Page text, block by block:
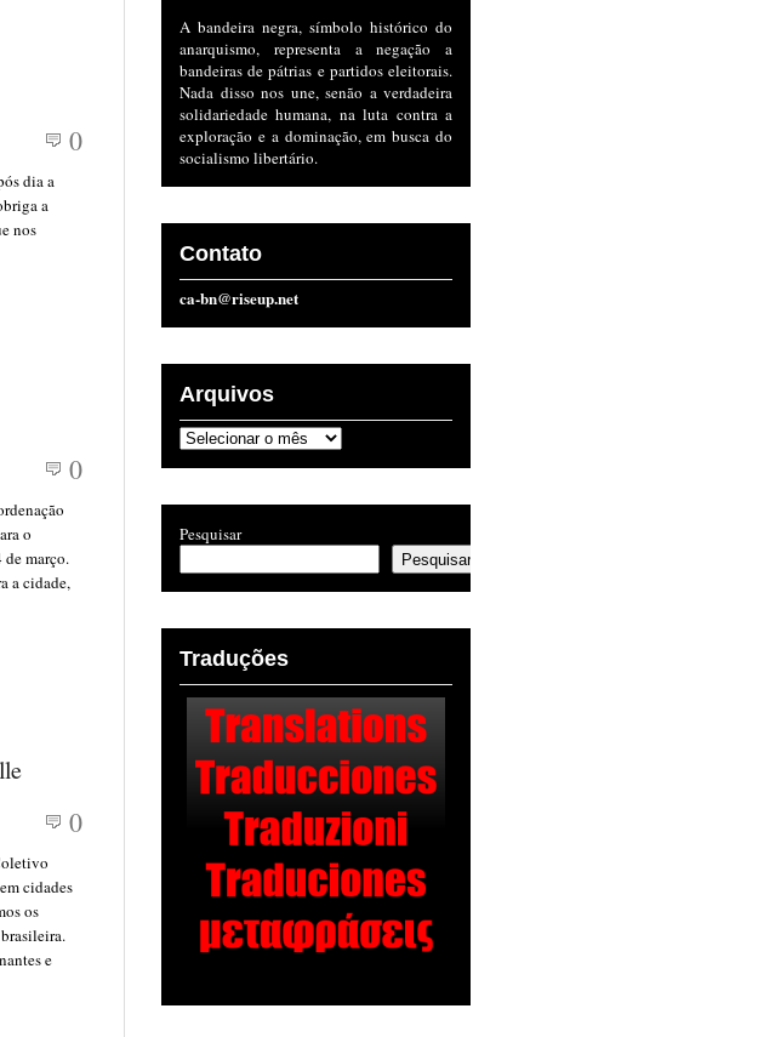
0
dia a
a
nos
0
o
março.
a cidade,
0
cidades
os
e
A bandeira negra, símbolo histórico do
anarquismo, representa a negação a
bandeiras de pátrias e partidos eleitorais.
Nada disso nos une, senão a verdadeira
solidariedade humana, na luta contra a
exploração e a dominação, em busca do
socialismo libertário.
Contato
ca-bn@riseup.net
Arquivos
Arquivos
Pesquisar
Pesquisar
Traduções